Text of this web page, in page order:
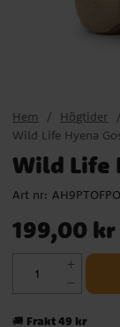
Hem Högtider
Wild Life Hyena
Wild Life
Art nr:
Pris:199,00 kr
199,00 kr
🚚 Frakt 49 kr